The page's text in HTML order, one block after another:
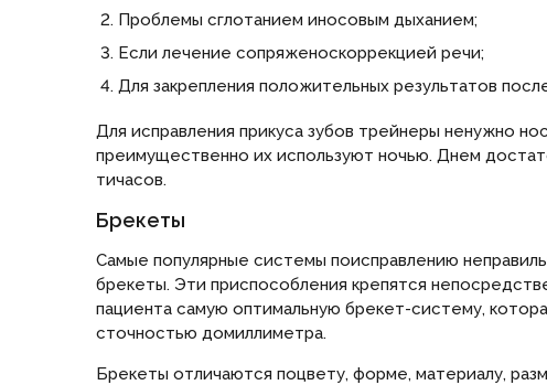
Проблемы сглотанием иносовым дыханием;
Если лечение сопряженоскоррекцией речи;
Для закрепления положительных результатов
Для исправления прикуса зубов трейнеры ненужно
преимущественно их используют ночью. Днем
тичасов.
Брекеты
Самые популярные системы поисправлению
брекеты. Эти приспособления крепятся
пациента самую оптимальную брекет-систему,
сточностью домиллиметра.
Брекеты отличаются поцвету, форме, материалу,